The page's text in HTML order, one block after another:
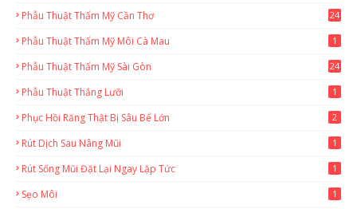
Phẫu Thuật Thẩm Mỹ Cần Thơ
24
Phẫu Thuật Thẩm Mỹ Môi Cà Mau 1
Phẫu Thuật Thẩm Mỹ Sài Gòn
24
Phẫu Thuật Thắng Lưỡi 1
Phục Hồi Răng Thật Bị Sâu Bể Lớn 2
Rút Dịch Sau Nâng Mũi 1
Rút Sống Mũi Đặt Lại Ngay Lặp Tức 1
Sẹo Môi 1